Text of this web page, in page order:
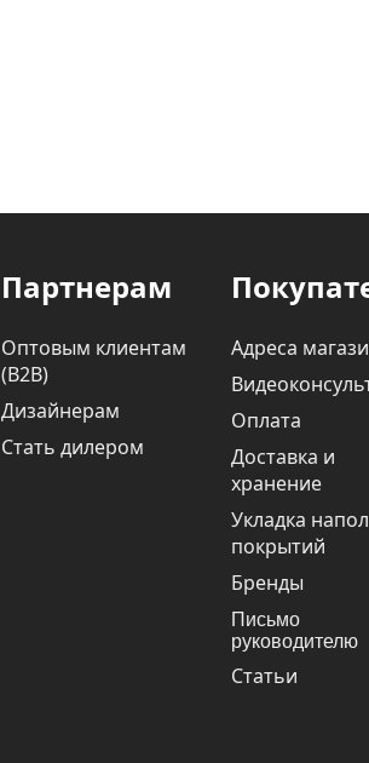
Партнерам
Оптовым клиентам
(В2В)
Дизайнерам
Стать дилером
Адреса
Оплата
Доставка и
хранение
Укладка
покрытий
Бренды
Письмо
руководителю
Статьи